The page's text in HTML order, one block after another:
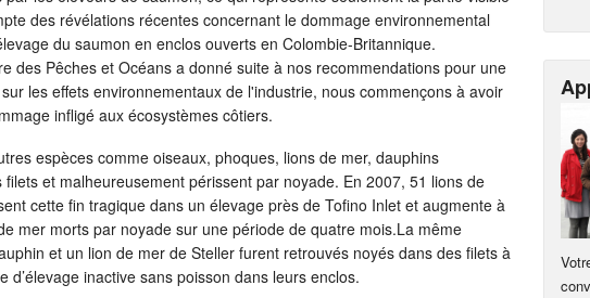
des révélations récentes concernant le dommage environnemental
du saumon en enclos ouverts en Colombie-Britannique.
des Pêches et Océans a donné suite à nos recommendations pour une
les effets environnementaux de l'industrie, nous commençons à avoir
infligé aux écosystèmes côtiers.
espèces comme oiseaux, phoques, lions de mer, dauphins
filets et malheureusement périssent par noyade. En 2007, 51 lions de
cette fin tragique dans un élevage près de Tofino Inlet et augmente à
mer morts par noyade sur une période de quatre mois.La même
et un lion de mer de Steller furent retrouvés noyés dans des filets à
d’élevage inactive sans poisson dans leurs enclos.